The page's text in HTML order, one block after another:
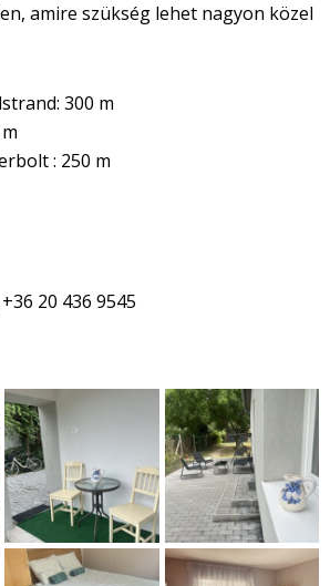
amire szükség lehet nagyon közel
300 m
: 250 m
20 436 9545